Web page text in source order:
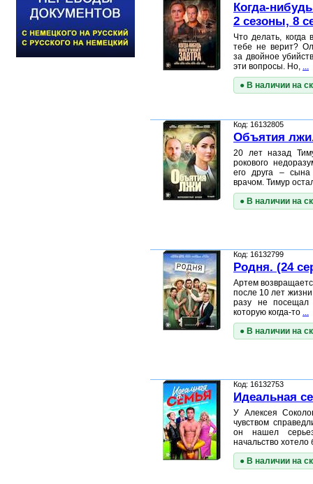
Когда-
2 сезоны, 8
Что делать, когда
тебе не верит?
за двойное
эти вопросы. Но, ...
● В наличии на
Код: 16132805
Объятия
20 лет назад
рокового
его друга –
врачом. Тимур
● В наличии на
Код: 16132799
Родня. (24
Артем
после 10 лет
разу не
которую когда-то ...
● В наличии на
Код: 16132753
Идеальная
У Алексея
чувством
он нашел
начальство
● В наличии на